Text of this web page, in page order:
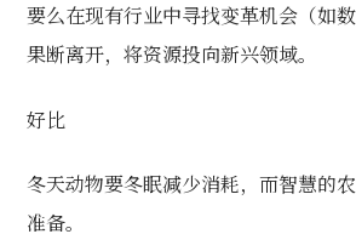
要么在现有行业中寻找变革机会（如
果断离开，将资源投向新兴领域。
好比
冬天动物要冬眠减少消耗，而智慧的
准备。